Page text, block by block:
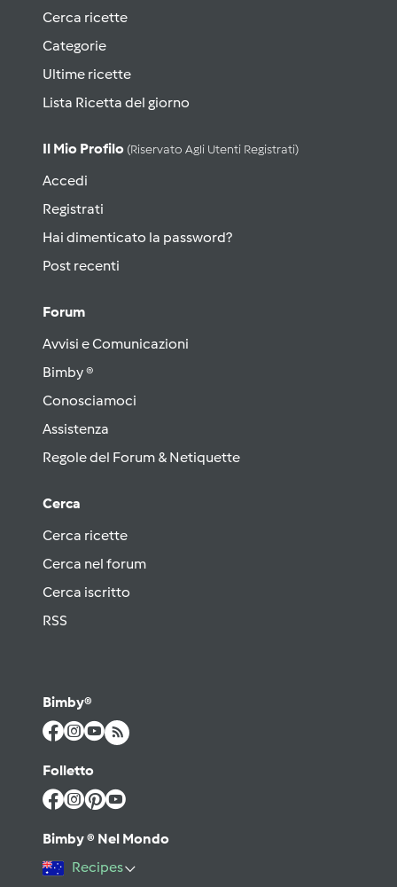
Cerca ricette
Categorie
Ultime ricette
Lista Ricetta del giorno
Il Mio Profilo (riservato Agli Utenti Registrati)
Accedi
Registrati
Hai dimenticato la password?
Post recenti
Forum
Avvisi e Comunicazioni
Bimby ®
Conosciamoci
Assistenza
Regole del Forum & Netiquette
Cerca
Cerca ricette
Cerca nel forum
Cerca iscritto
RSS
Bimby®
Folletto
Bimby ® Nel Mondo
Recipes